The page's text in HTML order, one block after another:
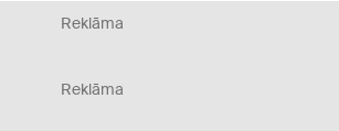
Reklāma
Reklāma